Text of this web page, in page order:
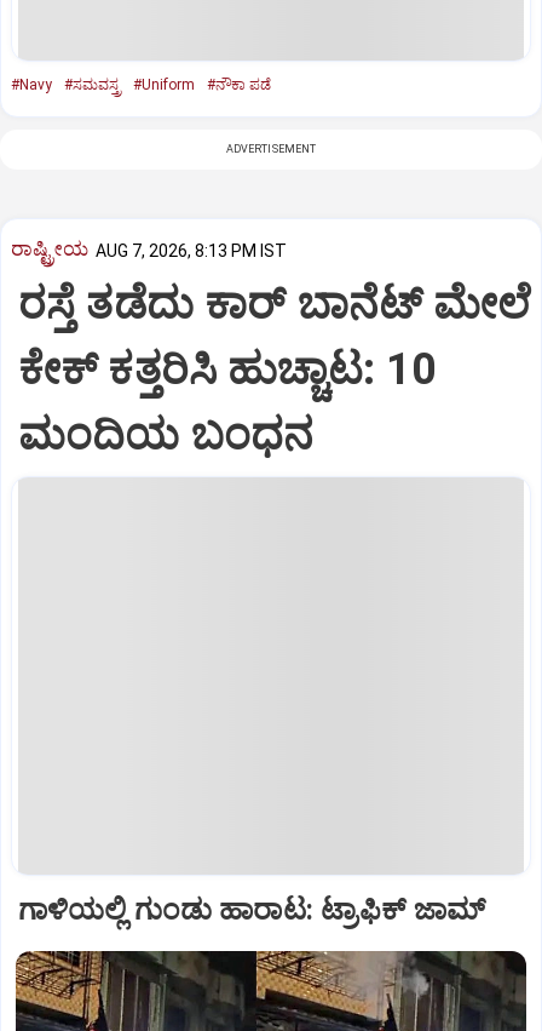
#Navy #ಸಮವಸ್ತ್ರ #Uniform #ನೌಕಾ ಪಡೆ
ADVERTISEMENT
ರಾಷ್ಟ್ರೀಯ AUG 7, 2026, 8:13 PM IST
ರಸ್ತೆ ತಡೆದು ಕಾರ್ ಬಾನೆಟ್ ಮೇಲೆ
ಕೇಕ್ ಕತ್ತರಿಸಿ ಹುಚ್ಚಾಟ: 10
ಮಂದಿಯ ಬಂಧನ
ಗಾಳಿಯಲ್ಲಿ ಗುಂಡು ಹಾರಾಟ: ಟ್ರಾಫಿಕ್‌ ಜಾಮ್